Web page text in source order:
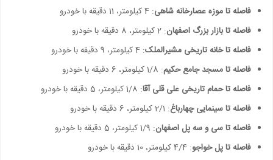
فاصله تا موزه عصارخانه شاهی: 4 کیلومتر، 11 دقیقه با خودرو
فاصله تا بازار بزرگ اصفهان: 2 کیلومتر، 8 دقیقه با خودرو
فاصله تا خانه تاریخی مشیرالملک: 4 کیلومتر، 9 دقیقه با خودرو
فاصله تا مسجد جامع حکیم: 1/8 کیلومتر، 6 دقیقه با خودرو
فاصله تا حمام تاریخی علی قلی آقا: 1/8 کیلومتر، 5 دقیقه با خودرو
فاصله تا سینمایی چهارباغ: 2/1 کیلومتر، 6 دقیقه با خودرو
فاصله تا سی و سه پل اصفهان: 1/9 کیلومتر، 5 دقیقه با خودرو
فاصله تا پل خواجو: 4/4 کیلومتر، 10 دقیقه با خودرو